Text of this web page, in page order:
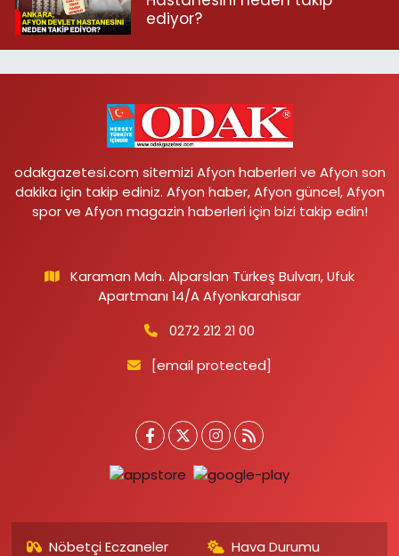
ediyor?
odakgazetesi.com sitemizi Afyon haberleri ve Afyon son
dakika için takip ediniz. Afyon haber, Afyon güncel, Afyon
spor ve Afyon magazin haberleri için bizi takip edin!
Karaman Mah. Alparslan Türkeş Bulvarı, Ufuk
Apartmanı 14/A Afyonkarahisar
0272 212 21 00
[email protected]
Nöbetçi Eczaneler Hava Durumu